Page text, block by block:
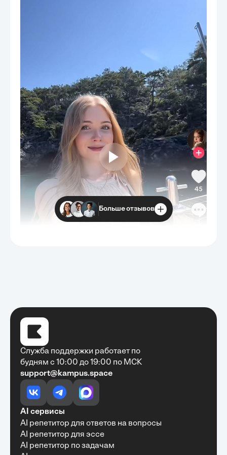
Очень быстро, недорого, качественно,
доступно
Алексей Антонов•27 мая, 2025
Обучение с Кампус Хаб — очень экономит
полезной информации. Рекомендую ...
Больше отзывов
Служба поддержки работает по
будням с 10:00 до 19:00 по МСК
support@kampus.space
AI сервисы
AI репетитор для ответов на вопросы
AI репетитор для эссе
AI репетитор по задачам